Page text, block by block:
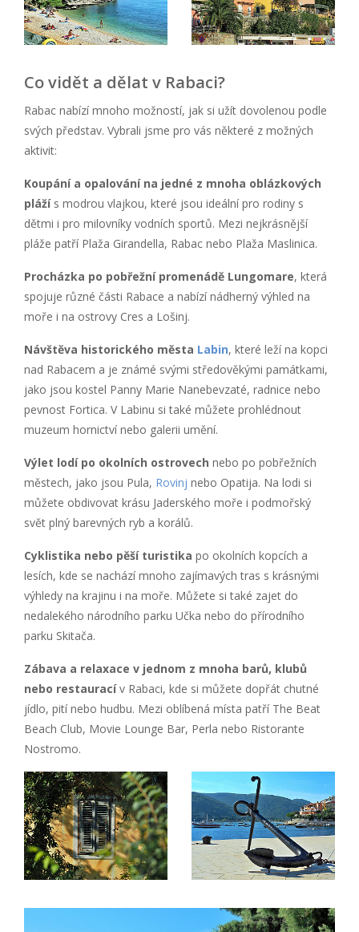
Co vidět a dělat v Rabaci?
Rabac nabízí mnoho možností, jak si užít dovolenou podle
svých představ. Vybrali jsme pro vás některé z možných
aktivit:
Koupání a opalování na jedné z mnoha oblázkových
plážís modrou vlajkou, které jsou ideální pro rodiny s
dětmi i pro milovníky vodních sportů. Mezi nejkrásnější
pláže patří Plaža Girandella, Rabac nebo Plaža Maslinica.
Procházka po pobřežní promenádě Lungomare, která
spojuje různé části Rabace a nabízí nádherný výhled na
moře i na ostrovy Cres a Lošinj.
Návštěva historického města Labin, které leží na kopci
nad Rabacem a je známé svými středověkými památkami,
jako jsou kostel Panny Marie Nanebevzaté, radnice nebo
pevnost Fortica. V Labinu si také můžete prohlédnout
muzeum hornictví nebo galerii umění.
Výlet lodí po okolních ostrovech nebo po pobřežních
městech, jako jsou Pula, Rovinj nebo Opatija. Na lodi si
můžete obdivovat krásu Jaderského moře i podmořský
svět plný barevných ryb a korálů.
Cyklistika nebo pěší turistika po okolních kopcích a
lesích, kde se nachází mnoho zajímavých tras s krásnými
výhledy na krajinu i na moře. Můžete si také zajet do
nedalekého národního parku Učka nebo do přírodního
parku Skitača.
Zábava a relaxace v jednom z mnoha barů, klubů
nebo restauracív Rabaci, kde si můžete dopřát chutné
jídlo, pití nebo hudbu. Mezi oblíbená místa patří The Beat
Beach Club, Movie Lounge Bar, Perla nebo Ristorante
Nostromo.